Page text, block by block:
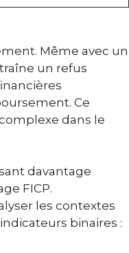
Même avec un
un refus
Ce
dans le
davantage
FICP.
les contextes
binaires :